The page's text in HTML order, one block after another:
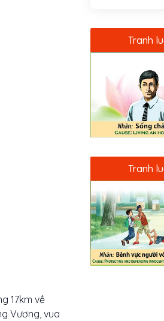
17km về
Vương, vua
Tranh
Tranh